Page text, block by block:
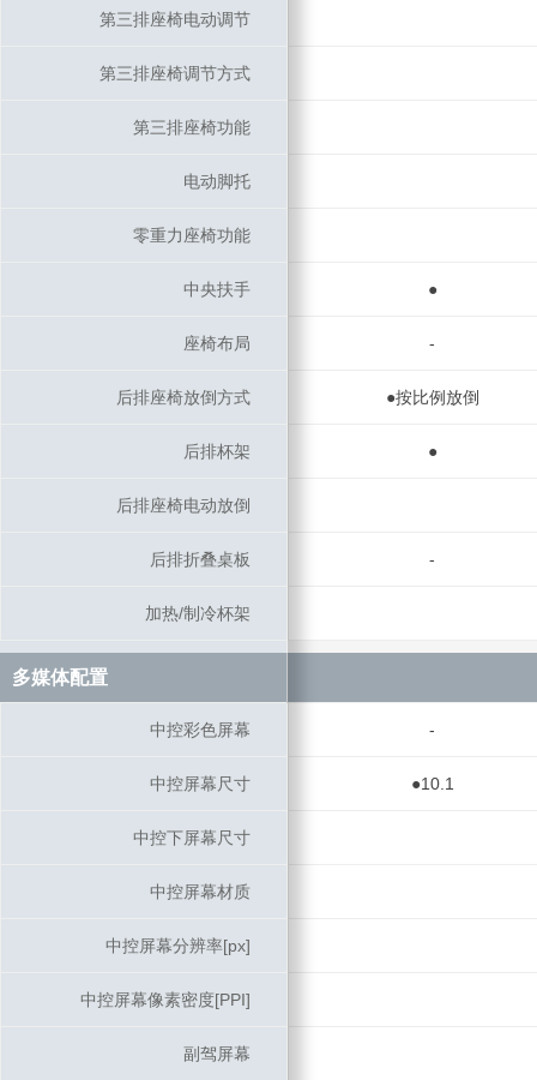
第三排座椅电动调节
第三排座椅调节方式
第三排座椅功能
电动脚托
零重力座椅功能
中央扶手 ●
座椅布局 -
后排座椅放倒方式 ●按比例放倒
后排杯架 ●
后排座椅电动放倒
后排折叠桌板 -
加热/制冷杯架
多媒体配置
中控彩色屏幕 -
中控屏幕尺寸 ●10.1
中控下屏幕尺寸
中控屏幕材质
中控屏幕分辨率[px]
中控屏幕像素密度[PPI]
副驾屏幕
第三排座椅电动调节
第三排座椅调节方式
第三排座椅功能
电动脚托
零重力座椅功能
中央扶手
座椅布局
后排座椅放倒方式
后排杯架
后排座椅电动放倒
后排折叠桌板
加热/制冷杯架
多媒体配置
中控彩色屏幕
中控屏幕尺寸
中控下屏幕尺寸
中控屏幕材质
中控屏幕分辨率[px]
中控屏幕像素密度[PPI]
副驾屏幕